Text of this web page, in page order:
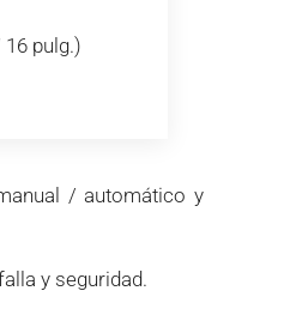
pulg.)
/ automático y
y seguridad.